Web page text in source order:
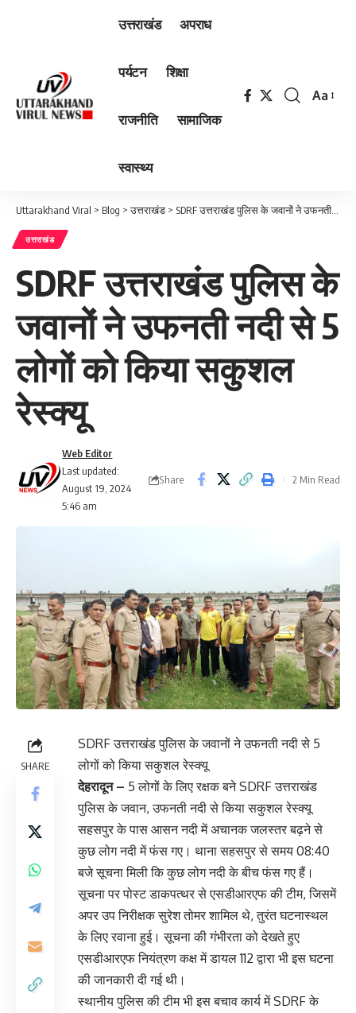
उत्तराखंड अपराध
पर्यटन शिक्षा
राजनीति सामाजिक
स्वास्थ्य
Font
Aa
Uttarakhand Viral > Blog >उत्तराखंड > SDRF उत्तराखंड पुलिस के जवानों ने उफनती नदी से 5 लोगों को किया सकुशल रेस्क्यू
उत्तराखंड
SDRF उत्तराखंड पुलिस के
जवानों ने उफनती नदी से 5
लोगों को किया सकुशल
रेस्क्यू
Last updated:
August 19, 2024
5:46 am
Web Editor
Share 2 Min Read
SHARE
SDRF उत्तराखंड पुलिस के जवानों ने उफनती नदी से 5
लोगों को किया सकुशल रेस्क्यू
देहरादून – 5 लोगों के लिए रक्षक बने SDRF उत्तराखंड
पुलिस के जवान, उफनती नदी से किया सकुशल रेस्क्यू
सहसपुर के पास आसन नदी में अचानक जलस्तर बढ़ने से
कुछ लोग नदी में फंस गए। थाना सहसपुर से समय 08:40
बजे सूचना मिली कि कुछ लोग नदी के बीच फंस गए हैं।
सूचना पर पोस्ट डाकपत्थर से एसडीआरएफ की टीम, जिसमें
अपर उप निरीक्षक सुरेश तोमर शामिल थे, तुरंत घटनास्थल
के लिए रवाना हुई। सूचना की गंभीरता को देखते हुए
एसडीआरएफ नियंत्रण कक्ष में डायल 112 द्वारा भी इस घटना
की जानकारी दी गई थी।
स्थानीय पुलिस की टीम भी इस बचाव कार्य में SDRF के